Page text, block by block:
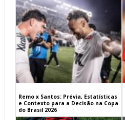
Remo x Santos: Prévia, Estatísticas
e Contexto para a Decisão na Copa
do Brasil 2026